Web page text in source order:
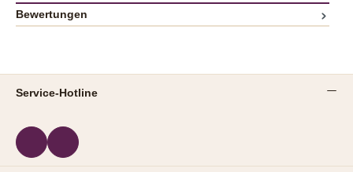
Bewertungen
Service-Hotline